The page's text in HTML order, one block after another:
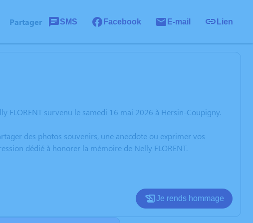
Partager SMS Facebook E-mail Lien
FLORENT survenu le samedi 16 mai 2026 à Hersin-Coupigny.
des photos souvenirs, une anecdote ou exprimer vos
dédié à honorer la mémoire de Nelly FLORENT.
Je rends hommage